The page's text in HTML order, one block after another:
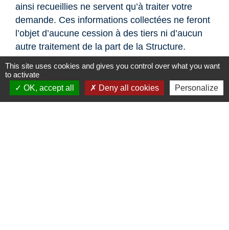
ainsi recueillies ne servent qu’à traiter votre
demande. Ces informations collectées ne feront
l’objet d’aucune cession à des tiers ni d’aucun
autre traitement de la part de la Structure.
- Inscription à la Newsletter
Pour recevoir les lettres d’informations
électroniques de la Structure (ou « newsletters
This site uses cookies and gives you control over what you want
to activate
OK, accept all
Deny all cookies Personalize